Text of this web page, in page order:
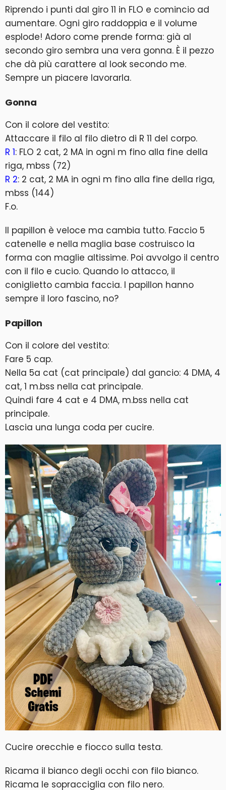
Riprendo i punti dal giro 11 in FLO e comincio ad
aumentare. Ogni giro raddoppia e il volume
esplode! Adoro come prende forma: già al
secondo giro sembra una vera gonna. È il pezzo
che dà più carattere al look secondo me.
Sempre un piacere lavorarla.
Gonna
Con il colore del vestito:
Attaccare il filo al filo dietro di R 11 del corpo.
R 1: FLO 2 cat, 2 MA in ogni m fino alla fine della
riga, mbss (72)
R 2: 2 cat, 2 MA in ogni m fino alla fine della riga,
mbss (144)
F.o.
Il papillon è veloce ma cambia tutto. Faccio 5
catenelle e nella maglia base costruisco la
forma con maglie altissime. Poi avvolgo il centro
con il filo e cucio. Quando lo attacco, il
coniglietto cambia faccia. I papillon hanno
sempre il loro fascino, no?
Papillon
Con il colore del vestito:
Fare 5 cap.
Nella 5a cat (cat principale) dal gancio: 4 DMA, 4
cat, 1 m.bss nella cat principale.
Quindi fare 4 cat e 4 DMA, m.bss nella cat
principale.
Lascia una lunga coda per cucire.
Cucire orecchie e fiocco sulla testa.
Ricama il bianco degli occhi con filo bianco.
Ricama le sopracciglia con filo nero.